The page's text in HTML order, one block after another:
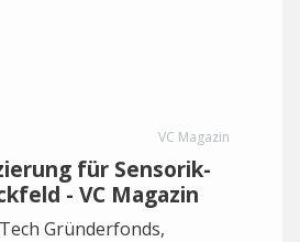
VC Magazin
für Sensorik-
- VC Magazin
Gründerfonds,